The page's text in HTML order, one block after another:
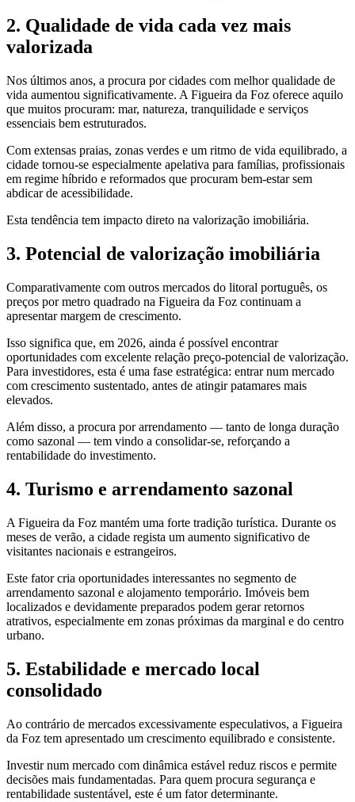
2. Qualidade de vida cada vez mais
valorizada
Nos últimos anos, a procura por cidades com melhor qualidade de
vida aumentou significativamente. A Figueira da Foz oferece aquilo
que muitos procuram: mar, natureza, tranquilidade e serviços
essenciais bem estruturados.
Com extensas praias, zonas verdes e um ritmo de vida equilibrado, a
cidade tornou-se especialmente apelativa para famílias, profissionais
em regime híbrido e reformados que procuram bem-estar sem
abdicar de acessibilidade.
Esta tendência tem impacto direto na valorização imobiliária.
3. Potencial de valorização imobiliária
Comparativamente com outros mercados do litoral português, os
preços por metro quadrado na Figueira da Foz continuam a
apresentar margem de crescimento.
Isso significa que, em 2026, ainda é possível encontrar
oportunidades com excelente relação preço-potencial de valorização.
Para investidores, esta é uma fase estratégica: entrar num mercado
com crescimento sustentado, antes de atingir patamares mais
elevados.
Além disso, a procura por arrendamento — tanto de longa duração
como sazonal — tem vindo a consolidar-se, reforçando a
rentabilidade do investimento.
4. Turismo e arrendamento sazonal
A Figueira da Foz mantém uma forte tradição turística. Durante os
meses de verão, a cidade regista um aumento significativo de
visitantes nacionais e estrangeiros.
Este fator cria oportunidades interessantes no segmento de
arrendamento sazonal e alojamento temporário. Imóveis bem
localizados e devidamente preparados podem gerar retornos
atrativos, especialmente em zonas próximas da marginal e do centro
urbano.
5. Estabilidade e mercado local
consolidado
Ao contrário de mercados excessivamente especulativos, a Figueira
da Foz tem apresentado um crescimento equilibrado e consistente.
Investir num mercado com dinâmica estável reduz riscos e permite
decisões mais fundamentadas. Para quem procura segurança e
rentabilidade sustentável, este é um fator determinante.